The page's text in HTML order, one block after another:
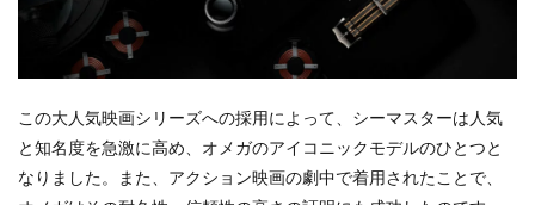
この大人気映画シリーズへの採用によって、シーマスターは人気
と知名度を急激に高め、オメガのアイコニックモデルのひとつと
なりました。また、アクション映画の劇中で着用されたことで、